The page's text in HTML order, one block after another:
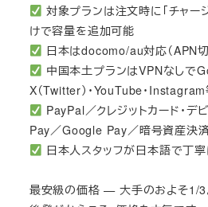
対象プランは注文時に「チャー
けで容量を追加可能
日本はdocomo/au対応（APN切
中国本土プランはVPNなしで
X（Twitter）・YouTube・
PayPal／クレジットカード・デ
Pay／Google Pay／暗号資産決
日本人スタッフが日本語で丁寧
最安級の価格 — 大手のおよそ1/3